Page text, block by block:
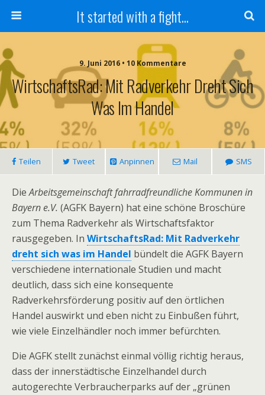
It started with a fight...
9. Juni 2016 • 10 Kommentare
WirtschaftsRad: Mit Radverkehr Dreht Sich
Was Im Handel
Teilen Tweet Anpinnen Mail SMS
DieArbeitsgemeinschaft fahrradfreundliche Kommunen in
Bayern e.V. (AGFK Bayern) hat eine schöne Broschüre
zum Thema Radverkehr als Wirtschaftsfaktor
rausgegeben. In WirtschaftsRad: Mit Radverkehr
dreht sich was im Handel bündelt die AGFK Bayern
verschiedene internationale Studien und macht
deutlich, dass sich eine konsequente
Radverkehrsförderung positiv auf den örtlichen
Handel auswirkt und eben nicht zu Einbußen führt,
wie viele Einzelhändler noch immer befürchten.
Die AGFK stellt zunächst einmal völlig richtig heraus,
dass der innerstädtische Einzelhandel durch
autogerechte Verbraucherparks auf der „grünen